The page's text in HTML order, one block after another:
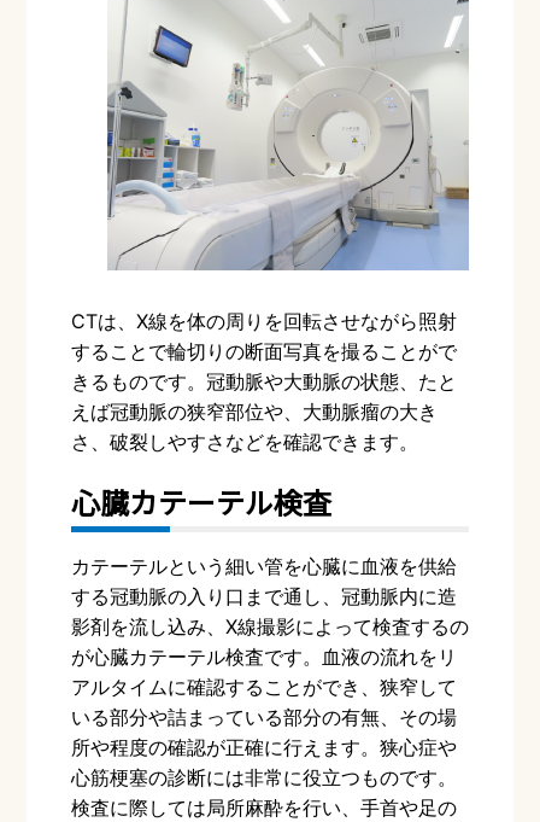
CTは、 X線を体の周りを回転させながら照射
することで輪切りの断面写真を撮ることがで
きるものです。冠動脈や大動脈の状態、たと
えば冠動脈の狭窄部位や、大動脈瘤の大き
さ、破裂しやすさなどを確認できます。
心臓カテーテル検査
カテーテルという細い管を心臓に血液を供給
する冠動脈の入り口まで通し、冠動脈内に造
影剤を流し込み、 X線撮影によって検査するの
が心臓カテーテル検査です。血液の流れをリ
アルタイムに確認することができ、狭窄して
いる部分や詰まっている部分の有無、その場
所や程度の確認が正確に行えます。狭心症や
心筋梗塞の診断には非常に役立つものです。
検査に際しては局所麻酔を行い、手首や足の